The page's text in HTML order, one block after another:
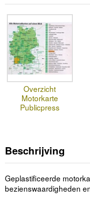
Overzicht
Motorkarte
Publicpress
Beschrijving
Geplastificeerde
bezienswaardigheden